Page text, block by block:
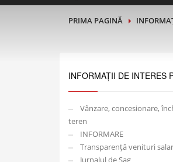
PRIMA PAGINĂ
INFORMAȚII DE INTERES
Vânzare, concesionare,
teren
INFORMARE
Transparență venituri
Jurnalul de Șag